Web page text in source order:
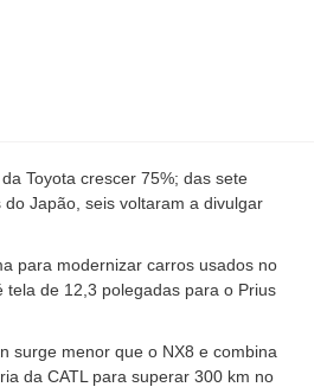
Toyota crescer 75%; das sete
do Japão, seis voltaram a divulgar
para modernizar carros usados no
tela de 12,3 polegadas para o Prius
surge menor que o NX8 e combina
da CATL para superar 300 km no